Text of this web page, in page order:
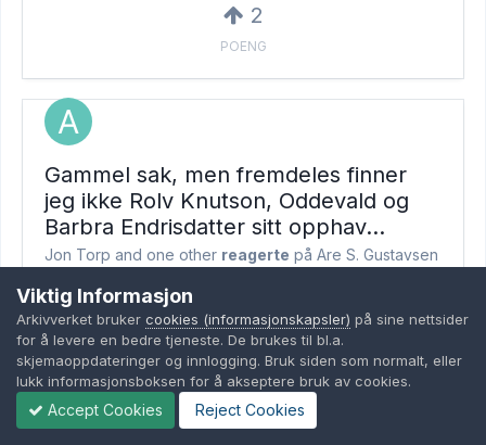
2
POENG
Gammel sak, men fremdeles finner
jeg ikke Rolv Knutson, Oddevald og
Barbra Endrisdatter sitt opphav…
Jon Torp and one other reagerte på Are S. Gustavsen
Jon, Stine, Det er nettopp det. Vi kan være rimelig sikre,
slik vi vanligvis snakker om forhold i det daglige. Her
fremstår forslaget til Jon, som vel har sitt utspring i...
Juli 26
Viktig Informasjon
Arkivverket bruker cookies (informasjonskapsler) på sine nettsider
for å levere en bedre tjeneste. De brukes til bl.a.
skjemaoppdateringer og innlogging. Bruk siden som normalt, eller
lukk informasjonsboksen for å akseptere bruk av cookies.
Accept Cookies Reject Cookies